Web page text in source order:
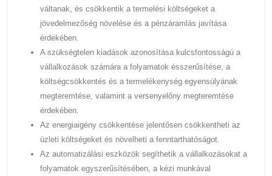
váltanak, és csökkentik a termelési költségeket a
jövedelmezőség növelése és a pénzáramlás javítása
érdekében.
A szükségtelen kiadások azonosítása kulcsfontosságú a
vállalkozások számára a folyamatok ésszerűsítése, a
költségcsökkentés és a termelékenység egyensúlyának
megteremtése, valamint a versenyelőny megteremtése
érdekében.
Az energiaigény csökkentése jelentősen csökkentheti az
üzleti költségeket és növelheti a fenntarthatóságot.
Az automatizálási eszközök segíthetik a vállalkozásokat a
folyamatok egyszerűsítésében, a kézi munkával